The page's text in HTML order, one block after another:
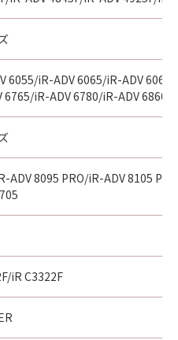
キヤノンのライセン
れらの債務不履行ま
に損害が生じた場
含むがこれらに限定さ
ます。) についても、一
とします。
の本契約が消費者契約
該当する場合であっ
の動作が実質的に仕
てのキヤノン、キヤノ
代理店または販売店
ンサーのすべての責任
は、前項の規定にか
より生じた問題を解決
対応策の実施または
6055/iR-ADV 6065/iR-ADV
6765/iR-ADV 6780/iR-ADV 6860/
ADV 8095 PRO/iR-ADV 8105
iR C3322F